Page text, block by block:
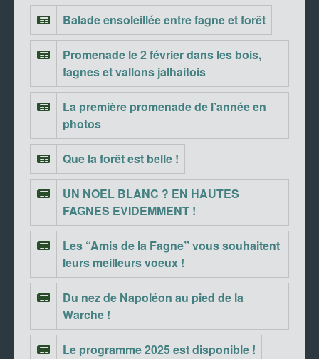
Balade ensoleillée entre fagne et forêt
Promenade le 2 février dans les bois,
fagnes et vallons jalhaitois
La première promenade de l’année en
photos
Que la forêt est belle !
UN NOEL BLANC ? EN HAUTES
FAGNES EVIDEMMENT !
Les “Amis de la Fagne” vous souhaitent
leurs meilleurs voeux !
Du nez de Napoléon au pied de la
Warche !
Le programme 2025 est disponible !